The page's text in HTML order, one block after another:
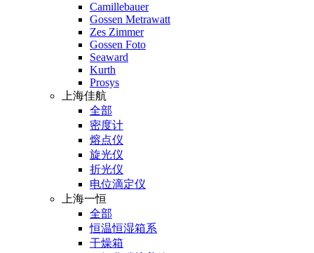
Camillebauer
Gossen Metrawatt
Zes Zimmer
Gossen Foto
Seaward
Kurth
Prosys
上海佳航
全部
密度计
熔点仪
旋光仪
折光仪
电位滴定仪
上海一恒
全部
恒温恒湿箱系
干燥箱